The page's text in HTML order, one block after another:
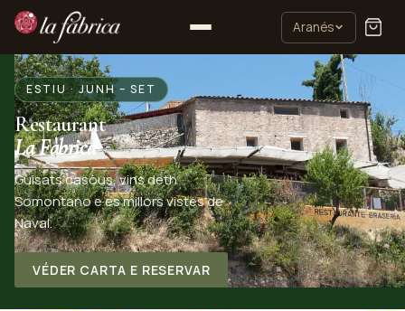
Aranés
La Fàbrica de Naval —
ESTIU · JUNH – SET
Restaurant
La Fàbrica
Guisats casòus, vins deth
Somontano e es millors vistes de
Naval.
VÉDER CARTA E RESERVAR